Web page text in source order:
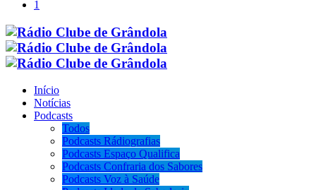
Início
Notícias
Podcasts
Todos
Podcasts Rádiografias
Podcasts Espaço Qualifica
Podcasts Confraria dos Sabores
Podcasts Voz à Saúde